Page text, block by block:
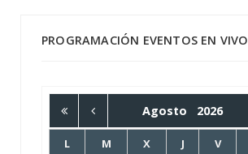
PROGRAMACIÓN EVENTOS EN VIVO
Agosto 2026
L M X J V